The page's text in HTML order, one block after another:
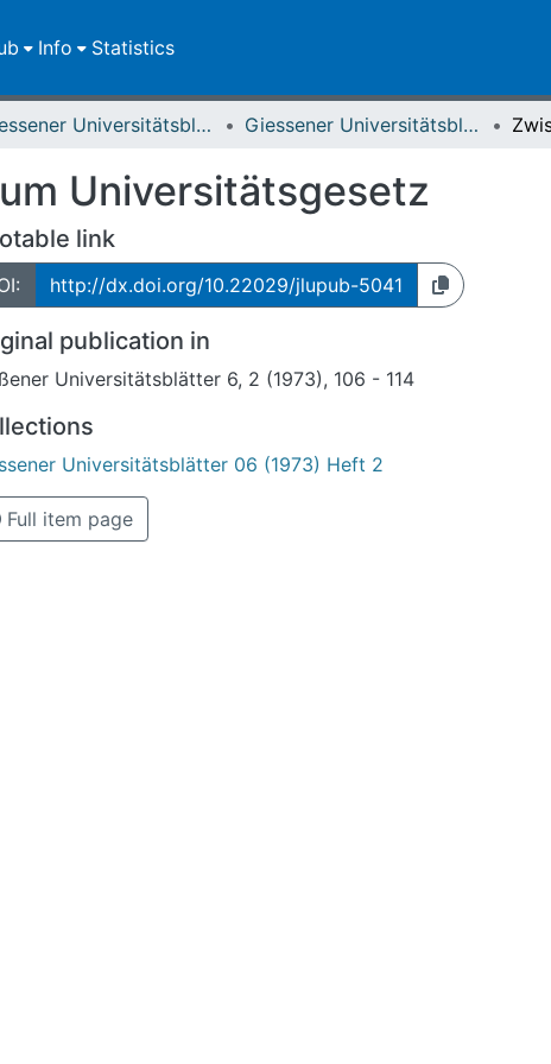
Info Statistics
Giessener Universitätsblätter Giessener Universitätsblätter 06 (1973) Heft 2
Universitätsgesetz
link
http://dx.doi.org/10.22029/jlupub-5041
publication in
Universitätsblätter 6, 2 (1973), 106 - 114
Universitätsblätter 06 (1973) Heft 2
Full item page